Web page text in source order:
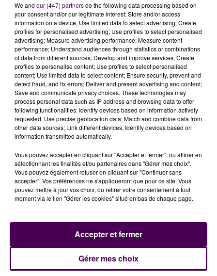
À LA UNE
7 août 2026
11 juillet 2026
Inscrivez-vous au casting The Voice & The Voice
Kids !
7 août 2026
Gagnez vos entrées pour Papéa Parc !
We and our (447) partnersdo the following data processing based on
your consent and/or our legitimate interest: Store and/or access
information on a device; Use limited data to select advertising; Create
profiles for personalised advertising; Use profiles to select personalised
advertising; Measure advertising performance; Measure content
performance; Understand audiences through statistics or combinations
of data from different sources; Develop and improve services; Create
profiles to personalise content; Use profiles to select personalised
content; Use limited data to select content; Ensure security, prevent and
detect fraud, and fix errors; Deliver and present advertising and content;
Save and communicate privacy choices. These technologies may
process personal data such as IP address and browsing data to offer
following functionalities: Identify devices based on information actively
requested; Use precise geolocation data; Match and combine data from
other data sources; Link different devices; Identify devices based on
information transmitted automatically.
Vous pouvez accepter en cliquant sur "Accepter et fermer", ou affiner en
sélectionnant les finalités et/ou partenaires dans "Gérer mes choix".
Vous pouvez également refuser en cliquant sur "Continuer sans
accepter". Vos préférences ne s'appliqueront que pour ce site. Vous
pouvez mettre à jour vos choix, ou retirer votre consentement à tout
moment via le lien "Gérer les cookies" situé en bas de chaque page.
Gérer mes choix
Accepter et fermer